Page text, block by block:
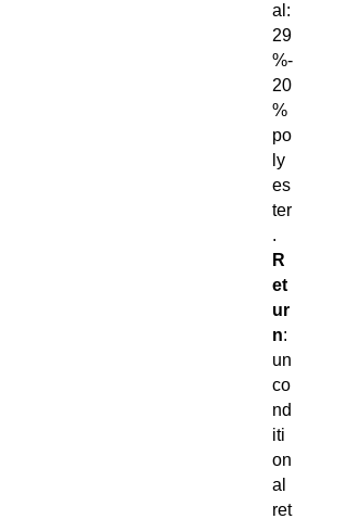
al:
29
%-
20
%
po
ly
es
ter
.
R
et
ur
n:
un
co
nd
iti
on
al
ret